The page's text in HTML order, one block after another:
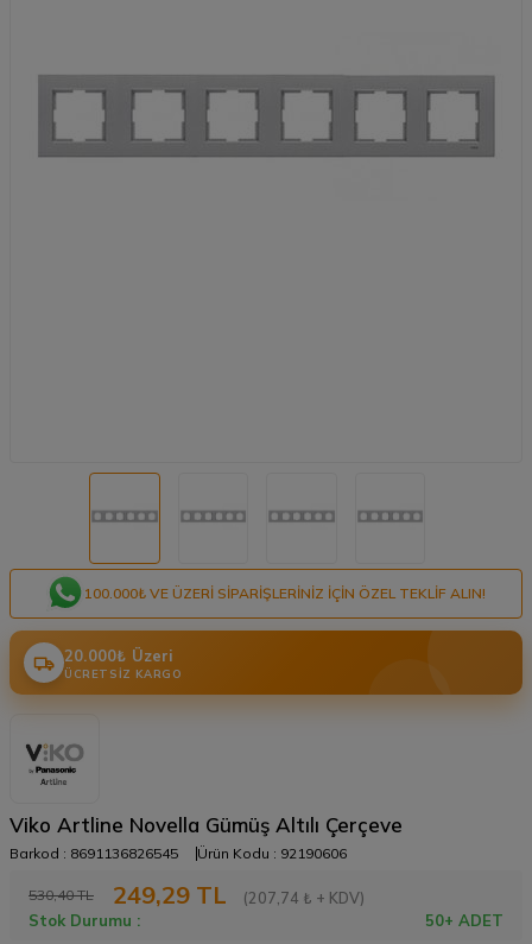
100.000₺ VE ÜZERI SIPARIŞLERINIZ IÇIN ÖZEL TEKLIF ALIN!
20.000₺ Üzeri
ÜCRETSIZ KARGO
Viko Artline Novella Gümüş Altılı Çerçeve
Barkod : 8691136826545 Ürün Kodu : 92190606
530,40TL 249,29 TL
(207,74 ₺ + KDV)
Stok Durumu :
50+ ADET